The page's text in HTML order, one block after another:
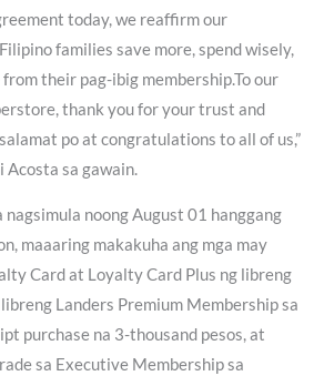
today, we reaffirm our
families save more, spend wisely,
their pag-ibig membership.To our
thank you for your trust and
po at congratulations to all of us,”
Acosta sa gawain.
nagsimula noong August 01 hanggang
maaaring makakuha ang mga may
Card at Loyalty Card Plus ng libreng
Landers Premium Membership sa
purchase na 3-thousand pesos, at
sa Executive Membership sa